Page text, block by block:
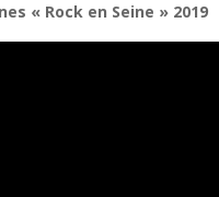
« Rock en Seine » 2019